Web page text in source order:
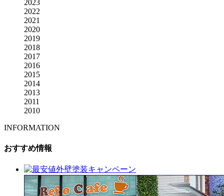
2023
2022
2021
2020
2019
2018
2017
2016
2015
2014
2013
2011
2010
INFORMATION
おすすめ情報